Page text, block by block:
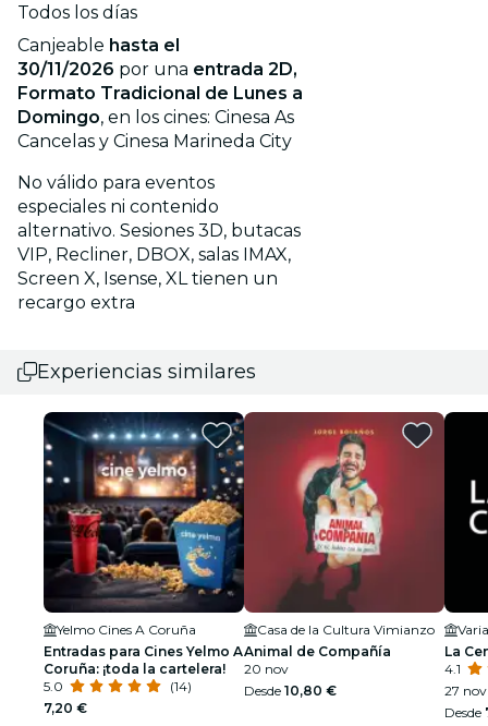
Todos los días
Canjeable hasta el
30/11/2026 por una entrada 2D,
Formato Tradicional de Lunes a
Domingo, en los cines: Cinesa As
Cancelas y Cinesa Marineda City
No válido para eventos
especiales ni contenido
alternativo. Sesiones 3D, butacas
VIP, Recliner, DBOX, salas IMAX,
Screen X, Isense, XL tienen un
recargo extra
Experiencias similares
Yelmo Cines A Coruña
Entradas para Cines Yelmo A
Coruña: ¡toda la cartelera!
5.0
(14)
7,20 €
Casa de la Cultura Vimianzo
Animal de Compañía
20 nov
Desde 10,80 €
La
4.1
27
Desde